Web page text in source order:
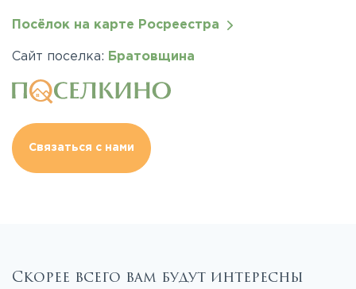
Посёлок на карте Росреестра
Сайт поселка: Братовщина
Связаться с нами
Скорее всего вам будут интересны